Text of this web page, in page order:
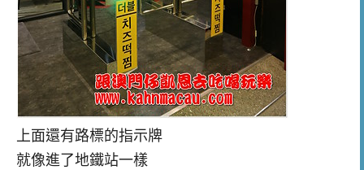
上面還有路標的指示牌
就像進了地鐵站一樣